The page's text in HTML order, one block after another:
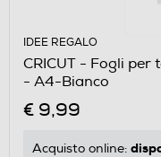
IDEE REGALO
CRICUT - Fogli
- A4-Bianco
€ 9,99
Acquisto online: